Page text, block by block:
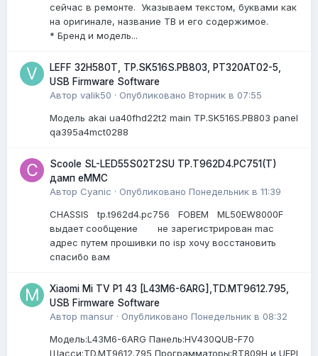
сейчас в ремонте. Указываем текстом, буквами как
на оригинале, название ТВ и его содержимое.
* Бренд и модель...
LEFF 32H580T, TP.SK516S.PB803, PT320AT02-5,
USB Firmware Software
Автор valik50 · Опубликовано Вторник в 07:55
Модель akai ua40fhd22t2 main TP.SK516S.PB803 panel
qa395a4mct0288
Scoole SL-LED55S02T2SU TP.T962D4.PC751(T)
дамп eMMC
Автор Cyanic · Опубликовано Понедельник в 11:39
CHASSIS tp.t962d4.pc756 FOBEM ML50EW8000F
выдает сообщение не зарегистрирован mac
адрес путем прошивки по isp хочу восстановить
спасибо вам
Xiaomi Mi TV P1 43 [L43M6-6ARG],TD.MT9612.795,
USB Firmware Software
Автор mansur · Опубликовано Понедельник в 08:32
Модель:L43M6-6ARG Панель:HV430QUB-F70
Шасси:TD.MT9612.795 Программаторы:RT809H и UFPI